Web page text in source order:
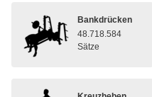
Bankdrücken
48.718.584
Sätze